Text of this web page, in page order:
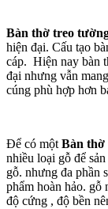
Bàn thờ treo
hiện đại. Cấu tạo
cáp. Hiện nay bàn
đại nhưng vẫn
cúng phù hợp hơn
Để có một Bàn thờ
nhiều loại gỗ để
gỗ. nhưng đa phần
phẩm hoàn hảo.
độ cứng , độ bền